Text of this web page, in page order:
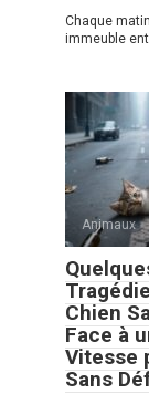
Chaque
immeuble
Animaux
Chien
Face à
Vitesse
Sans